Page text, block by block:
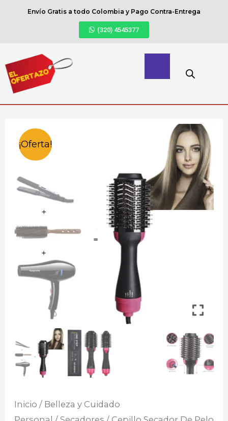
Envío Gratis a todo Colombia y Pago Contra-Entrega
(320) 4545377
¡Oferta!
Inicio / Belleza y Cuidado